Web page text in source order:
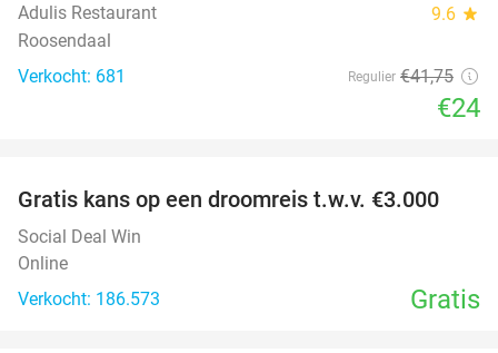
Adulis Restaurant 9.6 star
Roosendaal
Verkocht: 681
Regulier €41,75
€24
Gratis kans op een droomreis t.w.v. €3.000
Social Deal Win
Online
Verkocht: 186.573
Gratis